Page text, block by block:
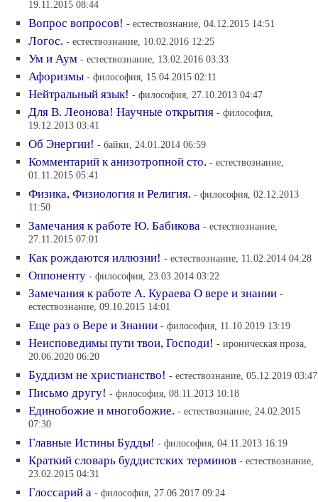
19.11.2015 08:44
Вопрос вопросов! - естествознание, 04.12.2015 14:51
Логос. - естествознание, 10.02.2016 12:25
Ум и Аум - естествознание, 13.02.2016 03:33
Афоризмы - философия, 15.04.2015 02:11
Нейтральный язык! - философия, 27.10.2013 04:47
Для В. Леонова! Научные открытия - философия,
19.12.2013 03:41
Об Энергии! - байки, 24.01.2014 06:59
Комментарий к анизотропной сто. - естествознание,
01.11.2015 05:41
Физика, Физиология и Религия. - философия, 02.12.2013
11:50
Замечания к работе Ю. Бабикова - естествознание,
27.11.2015 07:01
Как рождаются иллюзии! - естествознание, 11.02.2014 04:28
Оппоненту - философия, 23.03.2014 03:22
Замечания к работе А. Кураева О вере и знании -
естествознание, 09.10.2015 14:01
Еще раз о Вере и Знании - философия, 11.10.2019 13:19
Неисповедимы пути твои, Господи! - ироническая проза,
20.06.2020 06:20
Буддизм не христианство! - естествознание, 05.12.2019 03:47
Письмо другу! - философия, 08.11.2013 10:18
Единобожие и многобожие. - естествознание, 24.02.2015
07:30
Главные Истины Будды! - философия, 04.11.2013 16:19
Краткий словарь буддистских терминов - естествознание,
23.02.2015 04:31
Глоссарий а - философия, 27.06.2017 09:24